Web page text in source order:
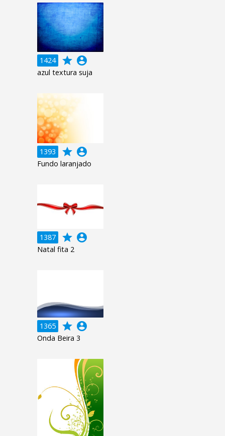
1424 grade account_circle
azul textura suja
1393 grade account_circle
Fundo laranjado
1387 grade account_circle
Natal fita 2
1365 grade account_circle
Onda Beira 3